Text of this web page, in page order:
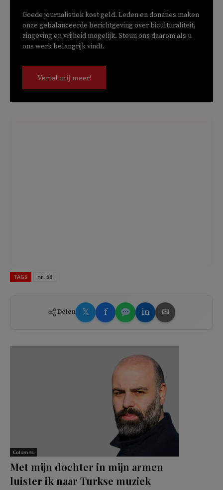
Goede journalistiek kost geld. Leden en donaties maken
onze gebalanceerde berichtgeving over biculturaliteit,
zingeving en vrijheid mogelijk. Steun ons daarom als u
ons werk belangrijk vindt.
Vertel mij meer!
TAGS nr. 58
Delen 𝕏 f in ✉
Columns
Met mijn dochter in mijn armen
luister ik naar Turkse muziek